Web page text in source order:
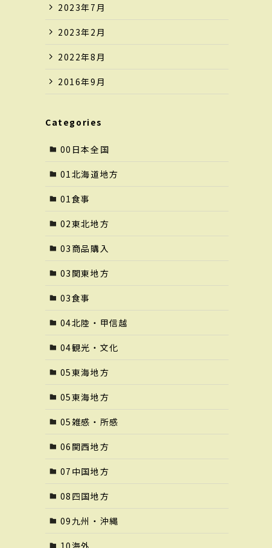
2023年7月
2023年2月
2022年8月
2016年9月
Categories
00日本全国
01北海道地方
01食事
02東北地方
03商品購入
03関東地方
03食事
04北陸・甲信越
04観光・文化
05東海地方
05東海地方
05雑感・所感
06関西地方
07中国地方
08四国地方
09九州・沖縄
10海外